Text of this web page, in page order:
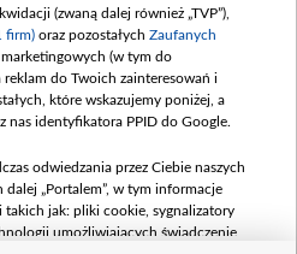
(zwaną dalej również „TVP”),
firm) oraz pozostałych Zaufanych
marketingowych (w tym do
do Twoich zainteresowań i
które wskazujemy poniżej, a
nas identyfikatora PPID do Google.
odwiedzania przez Ciebie naszych
dalej „Portalem”, w tym informacje
jak: pliki cookie, sygnalizatory
umożliwiających świadczenie